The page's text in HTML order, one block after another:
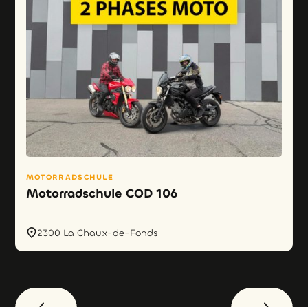
MOTORRADSCHULE
Motorradschule COD 106
2300 La Chaux-de-Fonds